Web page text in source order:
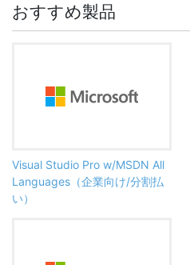
おすすめ製品
Visual Studio Pro w/MSDN All
Languages（企業向け/分割払
い）